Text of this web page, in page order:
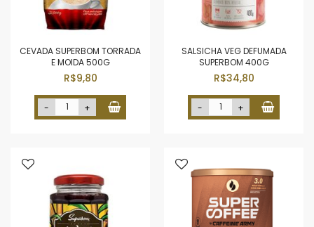
CEVADA SUPERBOM TORRADA
E MOIDA 500G
R$9,80
- +
SALSICHA VEG DEFUMADA
SUPERBOM 400G
R$34,80
- +